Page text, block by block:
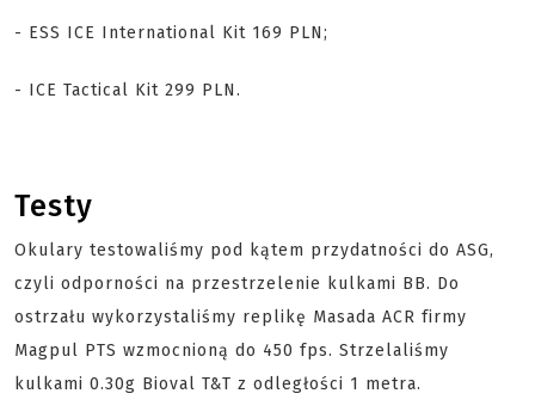
- ESS ICE International Kit 169 PLN;
- ICE Tactical Kit 299 PLN.
Testy
Okulary testowaliśmy pod kątem przydatności do ASG,
czyli odporności na przestrzelenie kulkami BB. Do
ostrzału wykorzystaliśmy replikę Masada ACR firmy
Magpul PTS wzmocnioną do 450 fps. Strzelaliśmy
kulkami 0.30g Bioval T&T z odległości 1 metra.